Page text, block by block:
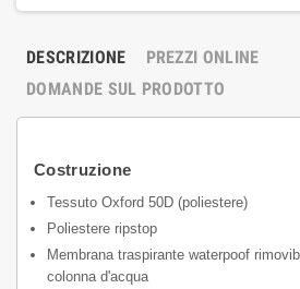
DESCRIZIONE
PREZZI ONLINE
DOMANDE SUL PRODOTTO
Costruzione
Tessuto Oxford 50D (poliestere)
Poliestere ripstop
Membrana traspirante waterpoof
colonna d'acqua